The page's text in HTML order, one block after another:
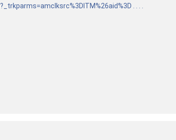
?_trkparms=amclksrc%3DITM%26aid%3D . . . .